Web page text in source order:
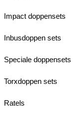
Impact doppensets
Inbusdoppen sets
Speciale doppensets
Torxdoppen sets
Ratels